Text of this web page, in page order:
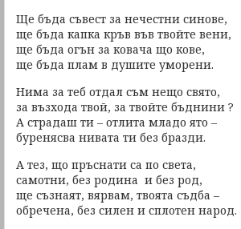
Ще бъда съвест за нечестни синове,
ще бъда капка кръв във твойте вени,
ще бъда огън за ковача що кове,
ще бъда плам в душите уморени.
Нима за теб отдал съм нещо свято,
за възхода твой, за твойте бъднини ?
А страдаш ти – отлита младо ято –
буренясва нивата ти без бразди.
А тез, що пръснати са по света,
самотни, без родина и без род,
ще съзнаят, вярвам, твоята съдба –
обречена, без силен и сплотен народ.